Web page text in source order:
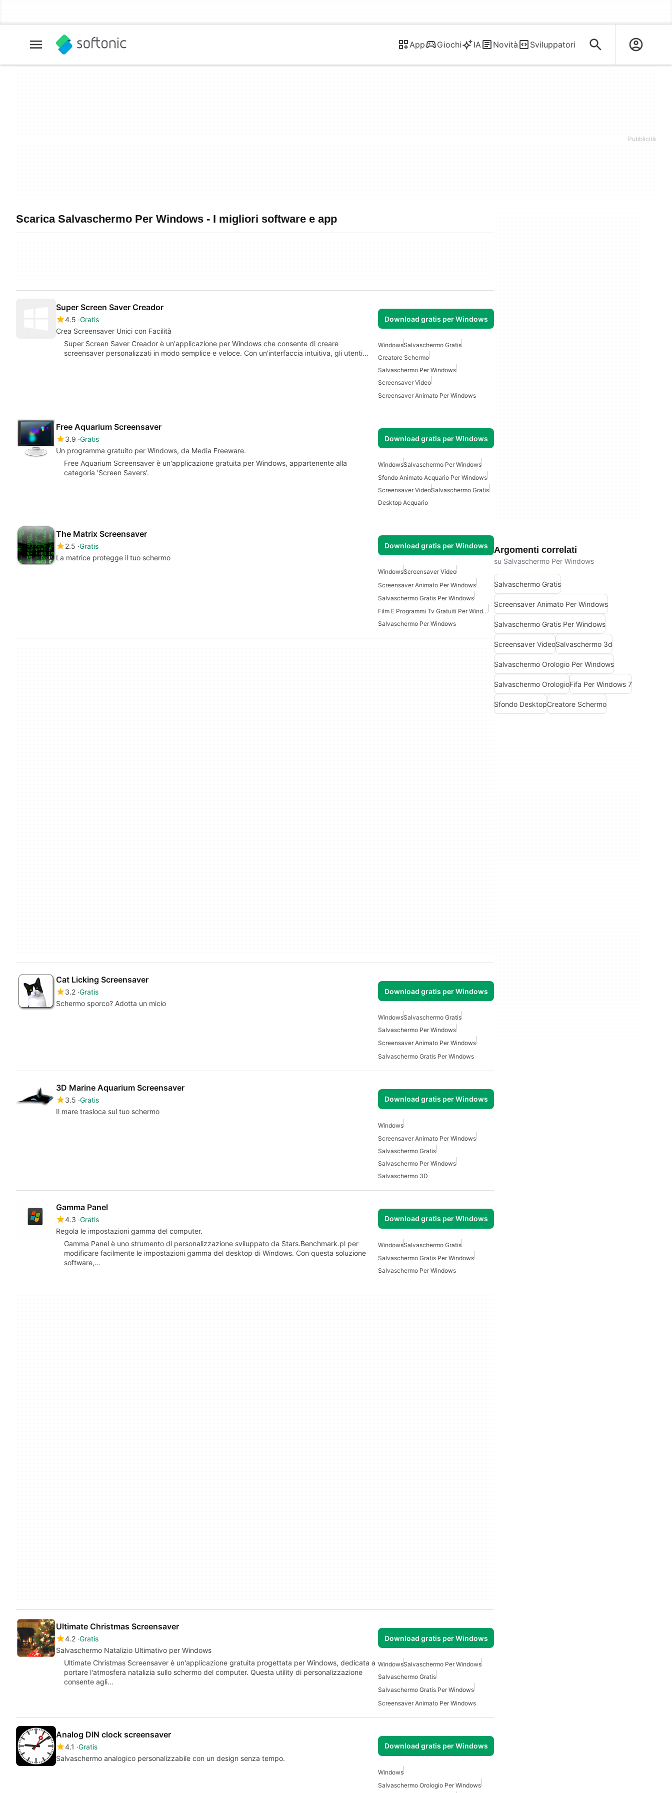
App Giochi IA Novità Sviluppatori
Scarica Salvaschermo Per Windows - I migliori software e app
Super Screen Saver Creador
4.5 Gratis
Crea Screensaver Unici con Facilità
Download gratis per Windows
Super Screen Saver Creador è un'applicazione per Windows che consente di creare
screensaver personalizzati in modo semplice e veloce. Con un'interfaccia intuitiva, gli utenti…
WindowsSalvaschermo Gratis
Creatore Schermo
Salvaschermo Per Windows
Screensaver Video
Screensaver Animato Per Windows
Free Aquarium Screensaver
3.9 Gratis
Un programma gratuito per Windows, da Media Freeware.
Download gratis per Windows
Free Aquarium Screensaver è un'applicazione gratuita per Windows, appartenente alla
categoria 'Screen Savers'.
WindowsSalvaschermo Per Windows
Sfondo Animato Acquario Per Windows
Screensaver VideoSalvaschermo Gratis
Desktop Acquario
The Matrix Screensaver
2.5 Gratis
La matrice protegge il tuo schermo
Download gratis per Windows
WindowsScreensaver Video
Screensaver Animato Per Windows
Salvaschermo Gratis Per Windows
Film E Programmi Tv Gratuiti Per Windows
Salvaschermo Per Windows
Cat Licking Screensaver
3.2 Gratis
Schermo sporco? Adotta un micio
Download gratis per Windows
WindowsSalvaschermo Gratis
Salvaschermo Per Windows
Screensaver Animato Per Windows
Salvaschermo Gratis Per Windows
3D Marine Aquarium Screensaver
3.5 Gratis
Il mare trasloca sul tuo schermo
Download gratis per Windows
Windows
Screensaver Animato Per Windows
Salvaschermo Gratis
Salvaschermo Per Windows
Salvaschermo 3D
Gamma Panel
4.3 Gratis
Regola le impostazioni gamma del computer.
Download gratis per Windows
Gamma Panel è uno strumento di personalizzazione sviluppato da Stars.Benchmark.pl per
modificare facilmente le impostazioni gamma del desktop di Windows. Con questa soluzione
software,…
WindowsSalvaschermo Gratis
Salvaschermo Gratis Per Windows
Salvaschermo Per Windows
Ultimate Christmas Screensaver
4.2 Gratis
Salvaschermo Natalizio Ultimativo per Windows
Download gratis per Windows
Ultimate Christmas Screensaver è un'applicazione gratuita progettata per Windows, dedicata a
portare l'atmosfera natalizia sullo schermo del computer. Questa utility di personalizzazione
consente agli…
WindowsSalvaschermo Per Windows
Salvaschermo Gratis
Salvaschermo Gratis Per Windows
Screensaver Animato Per Windows
Analog DIN clock screensaver
4.1 Gratis
Salvaschermo analogico personalizzabile con un design senza tempo.
Download gratis per Windows
Windows
Salvaschermo Orologio Per Windows
Argomenti correlati
su Salvaschermo Per Windows
Salvaschermo Gratis
Screensaver Animato Per Windows
Salvaschermo Gratis Per Windows
Screensaver VideoSalvaschermo 3d
Salvaschermo Orologio Per Windows
Salvaschermo OrologioFifa Per Windows 7
Sfondo DesktopCreatore Schermo